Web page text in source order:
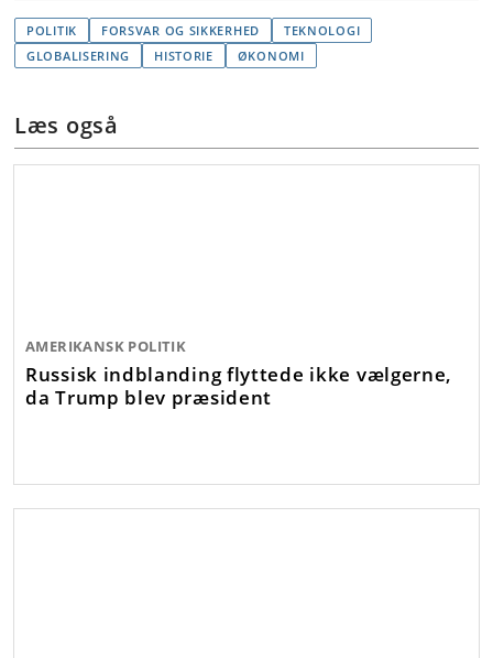
POLITIK FORSVAR OG SIKKERHED
TEKNOLOGI
GLOBALISERING
HISTORIE ØKONOMI
Læs også
AMERIKANSK POLITIK
Russisk indblanding flyttede ikke vælgerne,
da Trump blev præsident